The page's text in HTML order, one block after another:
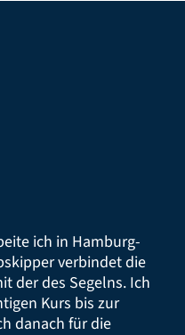
ich in Hamburg-
verbindet die
der des Segelns. Ich
Kurs bis zur
danach für die